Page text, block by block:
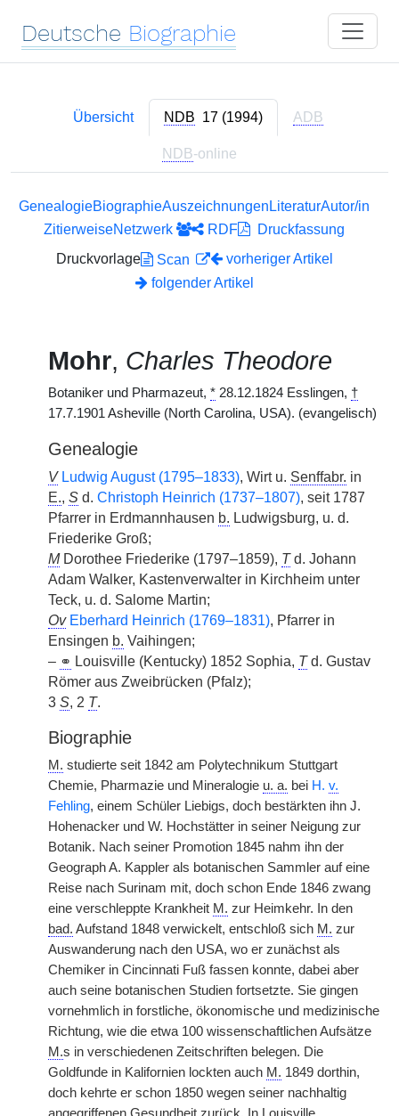
Deutsche Biographie
Übersicht NDB 17 (1994) ADB
NDB-online
GenealogieBiographieAuszeichnungen LiteraturAutor/in
ZitierweiseNetzwerk RDF
Druckfassung
Druckvorlage
Scan
vorheriger Artikel
folgender Artikel
Mohr, Charles Theodore
Botaniker und Pharmazeut, * 28.12.1824 Esslingen, †
17.7.1901 Asheville (North Carolina, USA). (evangelisch)
Genealogie
V Ludwig August (1795–1833), Wirt u. Senffabr. in
E., S d. Christoph Heinrich (1737–1807), seit 1787
Pfarrer in Erdmannhausen b. Ludwigsburg, u. d.
Friederike Groß;
MDorothee Friederike (1797–1859), Td. Johann
Adam Walker, Kastenverwalter in Kirchheim unter
Teck, u. d. Salome Martin;
Ov Eberhard Heinrich (1769–1831), Pfarrer in
Ensingen b. Vaihingen;
– ⚭ Louisville (Kentucky) 1852 Sophia, Td. Gustav
Römer aus Zweibrücken (Pfalz);
3 S, 2 T.
Biographie
M. studierte seit 1842 am Polytechnikum Stuttgart
Chemie, Pharmazie und Mineralogie u. a. bei H. v.
Fehling, einem Schüler Liebigs, doch bestärkten ihn J.
Hohenacker und W. Hochstätter in seiner Neigung zur
Botanik. Nach seiner Promotion 1845 nahm ihn der
Geograph A. Kappler als botanischen Sammler auf eine
Reise nach Surinam mit, doch schon Ende 1846 zwang
eine verschleppte Krankheit M. zur Heimkehr. In den
bad. Aufstand 1848 verwickelt, entschloß sich M. zur
Auswanderung nach den USA, wo er zunächst als
Chemiker in Cincinnati Fuß fassen konnte, dabei aber
auch seine botanischen Studien fortsetzte. Sie gingen
vornehmlich in forstliche, ökonomische und medizinische
Richtung, wie die etwa 100 wissenschaftlichen Aufsätze
M.s in verschiedenen Zeitschriften belegen. Die
Goldfunde in Kalifornien lockten auch M. 1849 dorthin,
doch kehrte er schon 1850 wegen seiner nachhaltig